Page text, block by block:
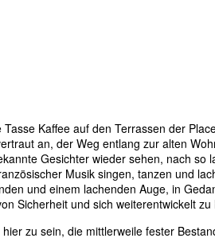
Kaffee auf den Terrassen der
an, der Weg entlang zur alten
Gesichter wieder sehen, nach so
Musik singen, tanzen und
und einem lachenden Auge, in
Sicherheit und sich weiterentwickelt zu
zu sein, die mittlerweile fester